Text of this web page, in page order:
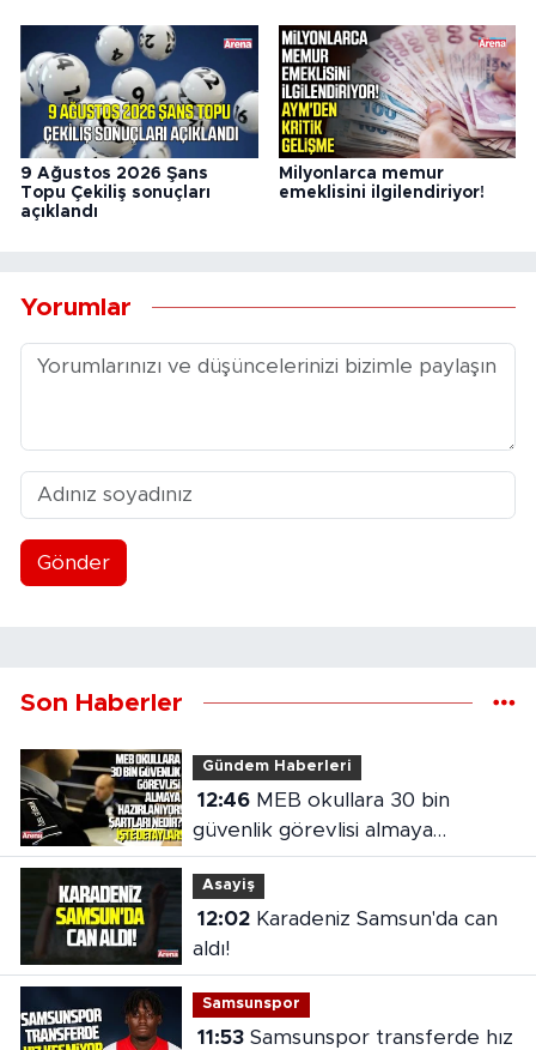
9 Ağustos 2026 Şans
Topu Çekiliş sonuçları
açıklandı
Milyonlarca memur
emeklisini ilgilendiriyor!
Yorumlar
Gönder
Son Haberler
Gündem Haberleri
12:46MEB okullara 30 bin
güvenlik görevlisi almaya
hazırlanıyor
Asayiş
12:02Karadeniz Samsun'da can
aldı!
Samsunspor
11:53Samsunspor transferde hız